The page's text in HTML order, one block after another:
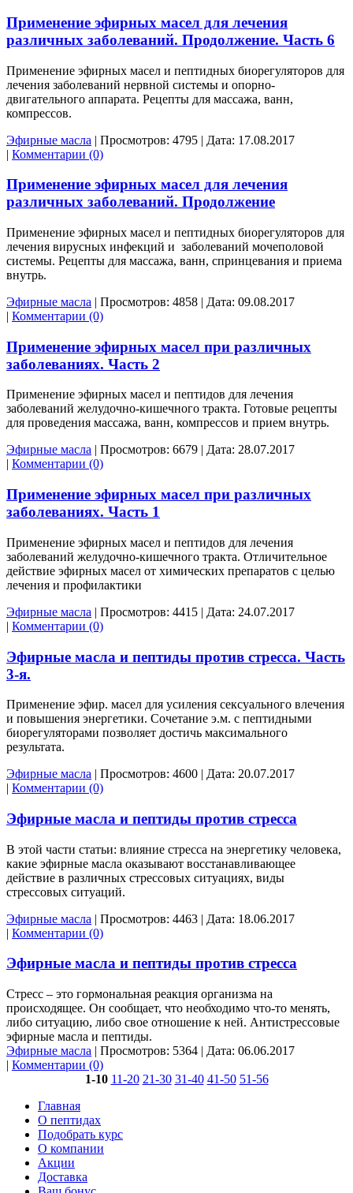
Применение эфирных масел для лечения
различных заболеваний. Продолжение. Часть 6
Применение эфирных масел и пептидных биорегуляторов для
лечения заболеваний нервной системы и опорно-
двигательного аппарата. Рецепты для массажа, ванн,
компрессов.
Эфирные масла | Просмотров: 4795 | Дата: 17.08.2017
| Комментарии (0)
Применение эфирных масел для лечения
различных заболеваний. Продолжение
Применение эфирных масел и пептидных биорегуляторов для
лечения вирусных инфекций и заболеваний мочеполовой
системы. Рецепты для массажа, ванн, спринцевания и приема
внутрь.
Эфирные масла | Просмотров: 4858 | Дата: 09.08.2017
| Комментарии (0)
Применение эфирных масел при различных
заболеваниях. Часть 2
Применение эфирных масел и пептидов для лечения
заболеваний желудочно-кишечного тракта. Готовые рецепты
для проведения массажа, ванн, компрессов и прием внутрь.
Эфирные масла | Просмотров: 6679 | Дата: 28.07.2017
| Комментарии (0)
Применение эфирных масел при различных
заболеваниях. Часть 1
Применение эфирных масел и пептидов для лечения
заболеваний желудочно-кишечного тракта. Отличительное
действие эфирных масел от химических препаратов с целью
лечения и профилактики
Эфирные масла | Просмотров: 4415 | Дата: 24.07.2017
| Комментарии (0)
Эфирные масла и пептиды против стресса. Часть
3-я.
Применение эфир. масел для усиления сексуального влечения
и повышения энергетики. Сочетание э.м. с пептидными
биорегуляторами позволяет достичь максимального
результата.
Эфирные масла | Просмотров: 4600 | Дата: 20.07.2017
| Комментарии (0)
Эфирные масла и пептиды против стресса
В этой части статьи: влияние стресса на энергетику человека,
какие эфирные масла оказывают восстанавливающее
действие в различных стрессовых ситуациях, виды
стрессовых ситуаций.
Эфирные масла | Просмотров: 4463 | Дата: 18.06.2017
| Комментарии (0)
Эфирные масла и пептиды против стресса
Стресс – это гормональная реакция организма на
происходящее. Он сообщает, что необходимо что-то менять,
либо ситуацию, либо свое отношение к ней. Антистрессовые
эфирные масла и пептиды.
Эфирные масла | Просмотров: 5364 | Дата: 06.06.2017
| Комментарии (0)
1-10 11-20 21-30 31-40 41-50 51-56
Главная
О пептидах
Подобрать курс
О компании
Акции
Доставка